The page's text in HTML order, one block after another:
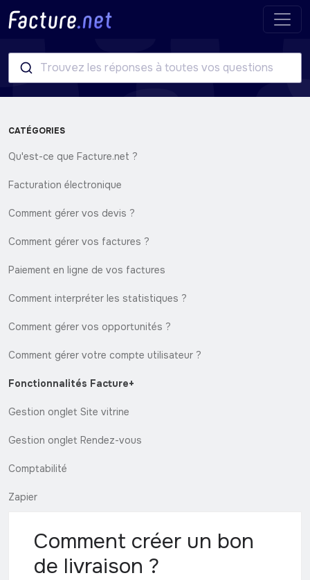
Trouvez les réponses à toutes vos questions
CATÉGORIES
Qu'est-ce que Facture.net ?
Facturation électronique
Comment gérer vos devis ?
Comment gérer vos factures ?
Paiement en ligne de vos factures
Comment interpréter les statistiques ?
Comment gérer vos opportunités ?
Comment gérer votre compte utilisateur ?
Fonctionnalités Facture+
Gestion onglet Site vitrine
Gestion onglet Rendez-vous
Comptabilité
Zapier
Comment créer un bon
de livraison ?